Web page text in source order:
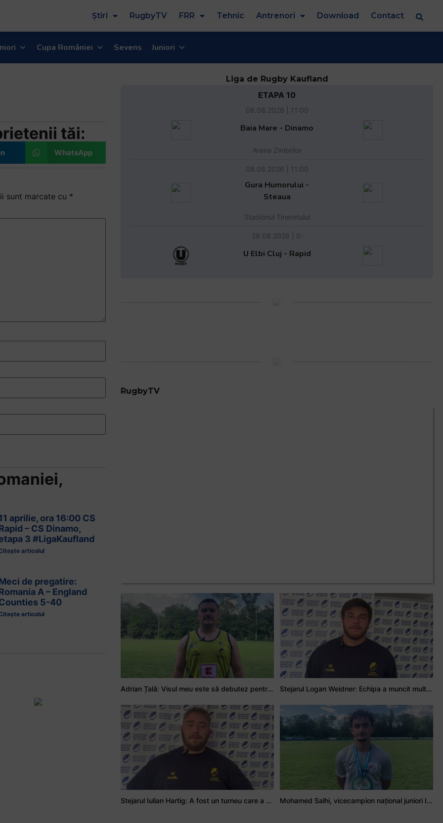
Știri RugbyTV FRR Tehnic Antrenori Download Contact
Cupa României Sevens Juniori
tăi:
WhatsApp
sunt marcate cu *
,
aprilie, ora 16:00 CS
– CS Dinamo,
3 #LigaKaufland
articolul
de pregatire:
A – England
5-40
articolul
Liga de Rugby Kaufland
ETAPA 10
08.08.2026 | 11:00
Baia Mare - Dinamo
Arena Zimbrilor
08.08.2026 | 11:00
Gura Humorului -
Steaua
Stadionul Tineretului
29.08.2026 | 0:
U Elbi Cluj - Rapid
RugbyTV
Adrian Țală: Visul meu este să debutez pentru România Stejarul Logan Weidner: Echipa a muncit mult, iar asta se va vedea în meciurile de la Nations Cup
Stejarul Iulian Hartig: A fost un turneu care a unit mai mult echipa Mohamed Salhi, vicecampion național juniori I: Rugby-ul te învață să accepți și înfrângerile